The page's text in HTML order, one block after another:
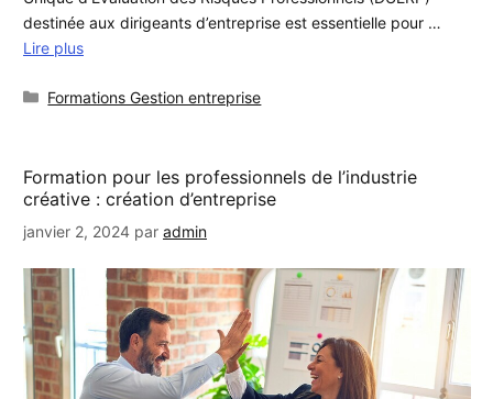
destinée aux dirigeants d’entreprise est essentielle pour …
Lire plus
Catégories
Formations Gestion entreprise
Formation pour les professionnels de l’industrie
créative : création d’entreprise
janvier 2, 2024 par admin